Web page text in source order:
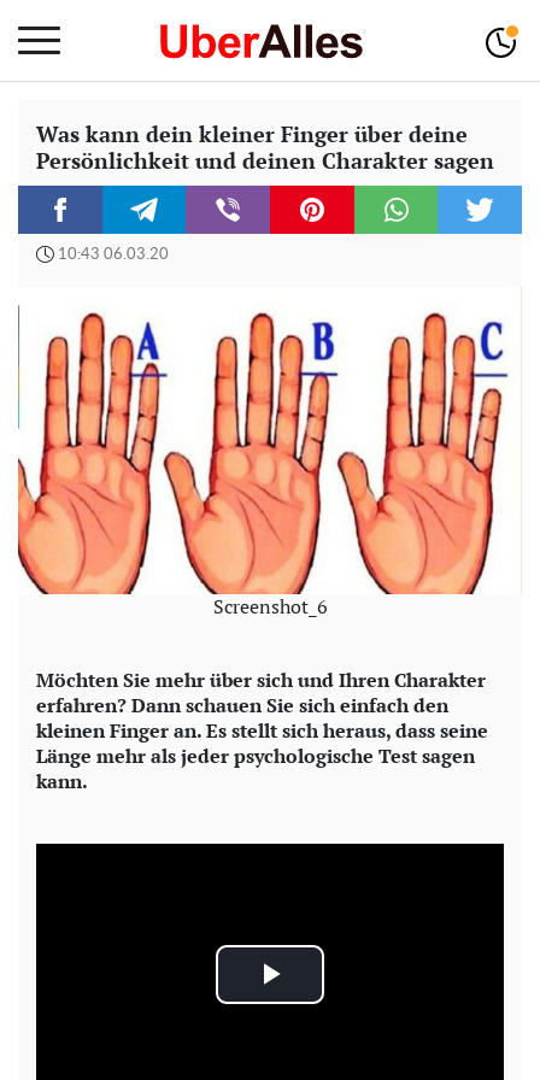
Was kann dein kleiner Finger über deine
Persönlichkeit und deinen Charakter sagen
10:43 06.03.20
Screenshot_6
Möchten Sie mehr über sich und Ihren Charakter
erfahren? Dann schauen Sie sich einfach den
kleinen Finger an. Es stellt sich heraus, dass seine
Länge mehr als jeder psychologische Test sagen
kann.
P